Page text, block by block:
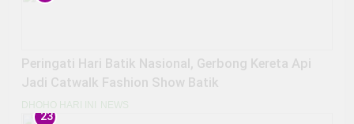
Peringati Hari Batik Nasional, Gerbong Kereta Api
Jadi Catwalk Fashion Show Batik
DHOHO HARI INI NEWS
23